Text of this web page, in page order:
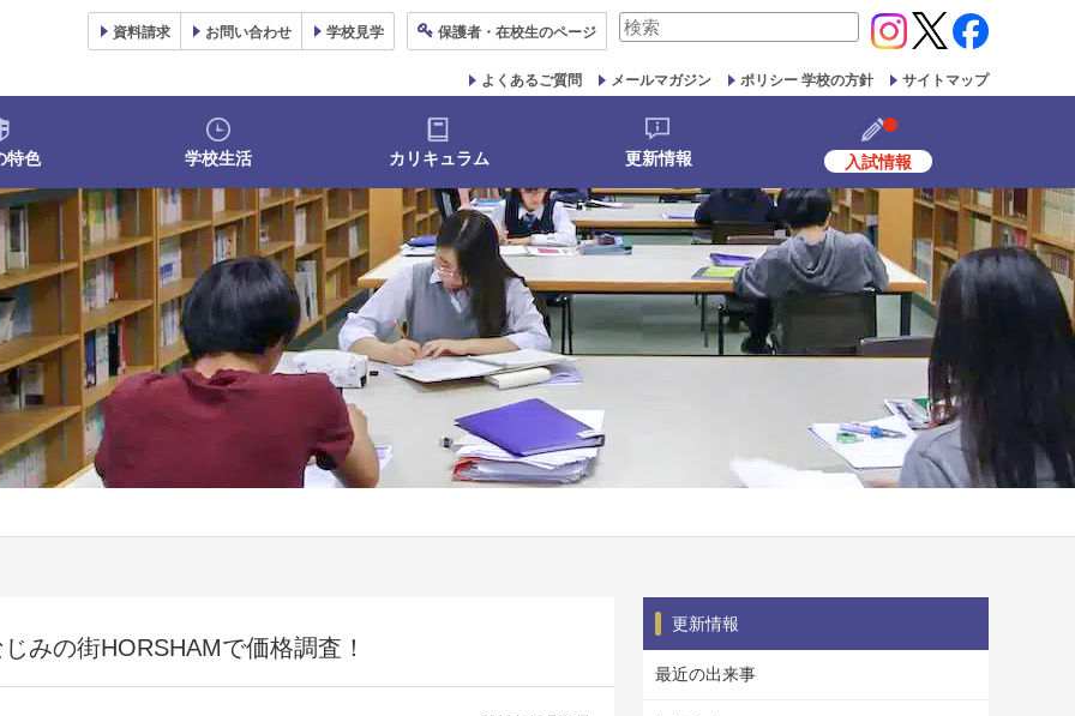
資料請求 お問い合わせ 学校見学 保護者 ・在校生のページ
検
対
象:
よくあるご質問 メールマガジン ポリシー 学校の方針 サイトマップ
特色 学校生活 カリキュラム 更新情報 入試情報
みの街HORSHAMで価格調査！
更新情報
最近の出来事